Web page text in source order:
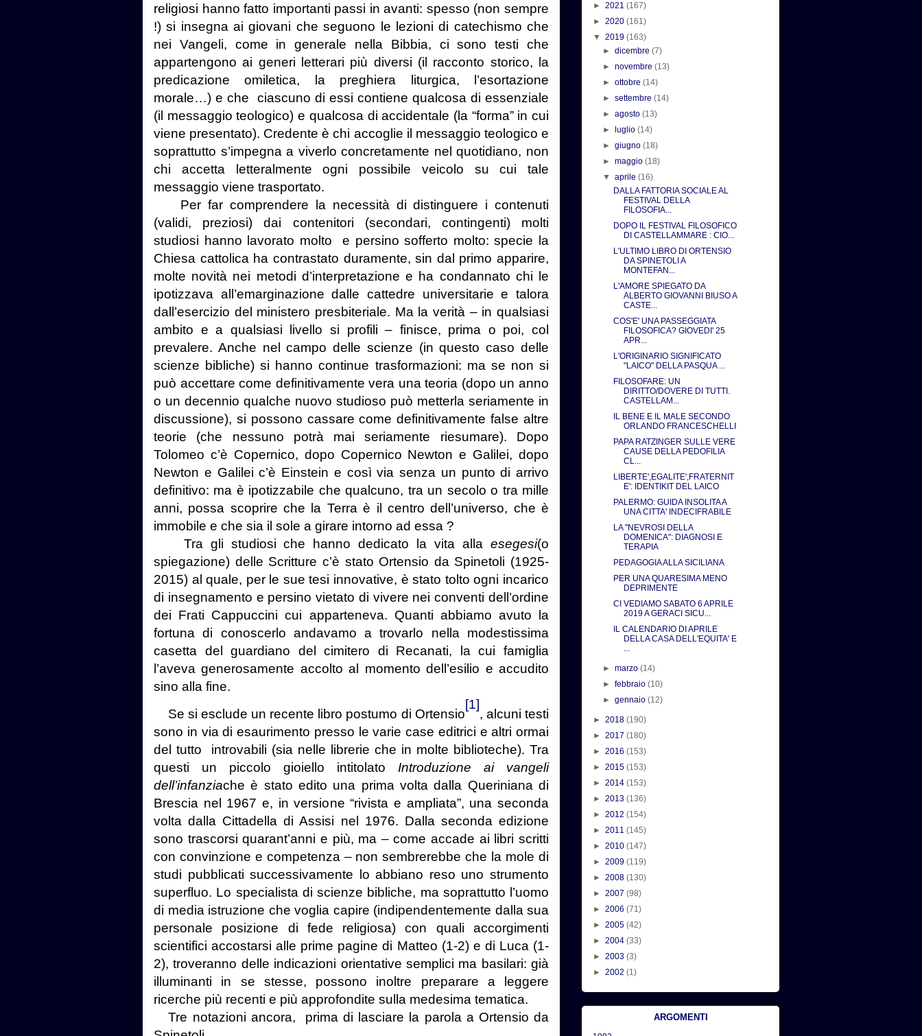
religiosi hanno fatto importanti passi in avanti: spesso (non sempre
!) si insegna ai giovani che seguono le lezioni di catechismo che
nei Vangeli, come in generale nella Bibbia, ci sono testi che
appartengono ai generi letterari più diversi (il racconto storico, la
predicazione omiletica, la preghiera liturgica, l’esortazione
morale…) e che ciascuno di essi contiene qualcosa di essenziale
(il messaggio teologico) e qualcosa di accidentale (la “forma” in cui
viene presentato). Credente è chi accoglie il messaggio teologico e
soprattutto s’impegna a viverlo concretamente nel quotidiano, non
chi accetta letteralmente ogni possibile veicolo su cui tale
messaggio viene trasportato.
Per far comprendere la necessità di distinguere i contenuti
(validi, preziosi) dai contenitori (secondari, contingenti) molti
studiosi hanno lavorato molto e persino sofferto molto: specie la
Chiesa cattolica ha contrastato duramente, sin dal primo apparire,
molte novità nei metodi d’interpretazione e ha condannato chi le
ipotizzava all’emarginazione dalle cattedre universitarie e talora
dall’esercizio del ministero presbiteriale. Ma la verità – in qualsiasi
ambito e a qualsiasi livello si profili – finisce, prima o poi, col
prevalere. Anche nel campo delle scienze (in questo caso delle
scienze bibliche) si hanno continue trasformazioni: ma se non si
può accettare come definitivamente vera una teoria (dopo un anno
o un decennio qualche nuovo studioso può metterla seriamente in
discussione), si possono cassare come definitivamente false altre
teorie (che nessuno potrà mai seriamente riesumare). Dopo
Tolomeo c’è Copernico, dopo Copernico Newton e Galilei, dopo
Newton e Galilei c’è Einstein e così via senza un punto di arrivo
definitivo: ma è ipotizzabile che qualcuno, tra un secolo o tra mille
anni, possa scoprire che la Terra è il centro dell’universo, che è
immobile e che sia il sole a girare intorno ad essa ?
Tra gli studiosi che hanno dedicato la vita alla esegesi(o
spiegazione) delle Scritture c’è stato Ortensio da Spinetoli (1925-
2015) al quale, per le sue tesi innovative, è stato tolto ogni incarico
di insegnamento e persino vietato di vivere nei conventi dell’ordine
dei Frati Cappuccini cui apparteneva. Quanti abbiamo avuto la
fortuna di conoscerlo andavamo a trovarlo nella modestissima
casetta del guardiano del cimitero di Recanati, la cui famiglia
l’aveva generosamente accolto al momento dell’esilio e accudito
sino alla fine.
Se si esclude un recente libro postumo di Ortensio
[1]
, alcuni testi
sono in via di esaurimento presso le varie case editrici e altri ormai
del tutto introvabili (sia nelle librerie che in molte biblioteche). Tra
questi un piccolo gioiello intitolato Introduzione ai vangeli
dell’infanziache è stato edito una prima volta dalla Queriniana di
Brescia nel 1967 e, in versione “rivista e ampliata”, una seconda
volta dalla Cittadella di Assisi nel 1976. Dalla seconda edizione
sono trascorsi quarant’anni e più, ma – come accade ai libri scritti
con convinzione e competenza – non sembrerebbe che la mole di
studi pubblicati successivamente lo abbiano reso uno strumento
superfluo. Lo specialista di scienze bibliche, ma soprattutto l’uomo
di media istruzione che voglia capire (indipendentemente dalla sua
personale posizione di fede religiosa) con quali accorgimenti
scientifici accostarsi alle prime pagine di Matteo (1-2) e di Luca (1-
2), troveranno delle indicazioni orientative semplici ma basilari: già
illuminanti in se stesse, possono inoltre preparare a leggere
ricerche più recenti e più approfondite sulla medesima tematica.
Tre notazioni ancora, prima di lasciare la parola a Ortensio da
► 2021 (167)
► 2020 (161)
▼ 2019 (163)
►dicembre(7)
►novembre(13)
►ottobre(14)
►settembre(14)
►agosto(13)
►
luglio(14)
►giugno(18)
►maggio(18)
▼aprile(16)
DALLA FATTORIA SOCIALE AL
FESTIVAL DELLA
FILOSOFIA...
DOPO IL FESTIVAL FILOSOFICO
DI CASTELLAMMARE : CIO...
L'ULTIMO LIBRO DI ORTENSIO
DA SPINETOLI A
MONTEFAN...
L'AMORE SPIEGATO DA
ALBERTO GIOVANNI BIUSO A
CASTE...
COS'E' UNA PASSEGGIATA
FILOSOFICA? GIOVEDI' 25
APR...
L'ORIGINARIO SIGNIFICATO
"LAICO" DELLA PASQUA ...
FILOSOFARE: UN
DIRITTO/DOVERE DI TUTTI.
CASTELLAM...
IL BENE E IL MALE SECONDO
ORLANDO FRANCESCHELLI
PAPA RATZINGER SULLE VERE
CAUSE DELLA PEDOFILIA
CL...
LIBERTE',EGALITE',FRATERNIT
E': IDENTIKIT DEL LAICO
PALERMO: GUIDA INSOLITA A
UNA CITTA' INDECIFRABILE
LA "NEVROSI DELLA
DOMENICA": DIAGNOSI E
TERAPIA
PEDAGOGIA ALLA SICILIANA
PER UNA QUARESIMA MENO
DEPRIMENTE
CI VEDIAMO SABATO 6 APRILE
2019 A GERACI SICU...
IL CALENDARIO DI APRILE
DELLA CASA DELL'EQUITA' E
...
►marzo(14)
►febbraio(10)
►gennaio(12)
► 2018 (190)
► 2017 (180)
► 2016 (153)
► 2015 (153)
► 2014 (153)
► 2013 (136)
► 2012 (154)
► 2011 (145)
► 2010 (147)
► 2009 (119)
► 2008 (130)
► 2007 (98)
► 2006 (71)
► 2005 (42)
► 2004 (33)
► 2003 (3)
► 2002 (1)
ARGOMENTI